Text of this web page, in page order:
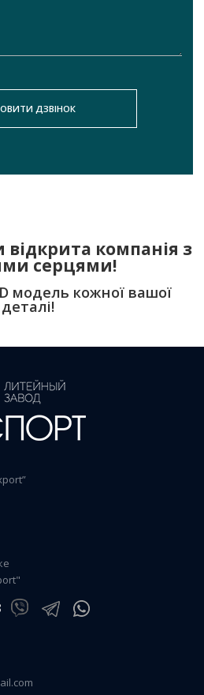
відкрита компанія з
серцями!
модель кожної вашої
деталі!